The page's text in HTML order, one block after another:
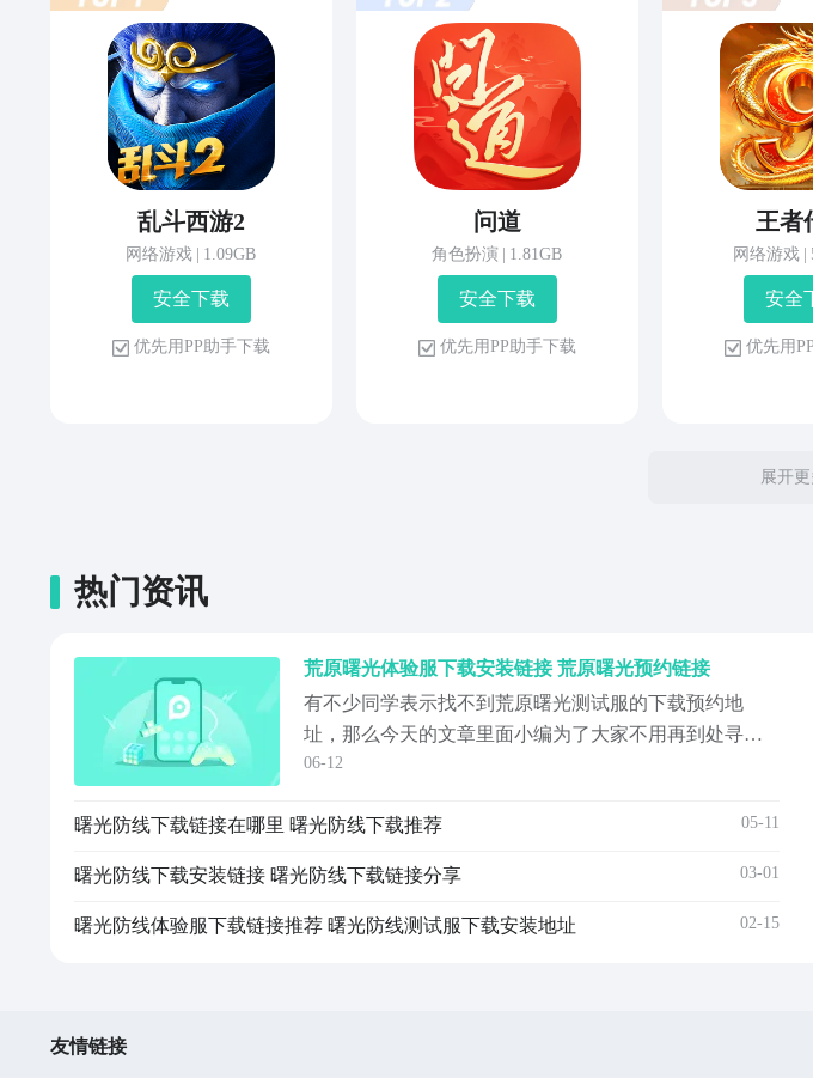
乱斗西游2
网络游戏 1.09GB
安 全 下 载
优 先 用 P P 助 手 下 载
问道
角色扮演 1.81GB
安 全 下 载
优 先 用 P P 助 手 下 载
王者
网络游戏
安 全
优 先 用 P
展开更
热门资讯
荒原曙光体验服下载安装链接 荒原曙光预约链接
有不少同学表示找不到荒原曙光测试服的下载预约地
址，那么今天的文章里面小编为了大家不用再到处寻
找，就直接把相关的链接给大家放在了下文中。作为一
关注并且期待它的正式上线的，如果说你想在开服之后
预约哦。《荒原曙...
06-12
曙光防线下载链接在哪里 曙光防线下载推荐 05-11
曙光防线下载安装链接 曙光防线下载链接分享 03-01
曙光防线体验服下载链接推荐 曙光防线测试服下载安装地址 02-15
友情链接